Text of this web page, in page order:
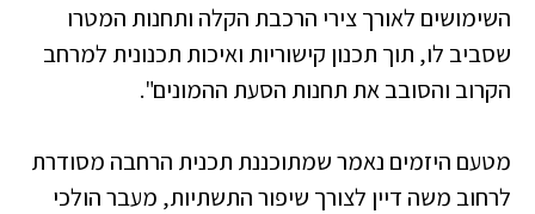
השימושים לאורך צירי הרכבת הקלה ותחנות המטרו
שסביב לו, תוך תכנון קישוריות ואיכות תכנונית למרחב
הקרוב והסובב את תחנות הסעת ההמונים".
מטעם היזמים נאמר שמתוכננת תכנית הרחבה מסודרת
לרחוב משה דיין לצורך שיפור התשתיות, מעבר הולכי